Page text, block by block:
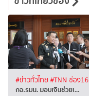
#ข่าวทั่วไทย#TNN ช่อง16
กอ.รมน. มอบเงินช่วยเ…